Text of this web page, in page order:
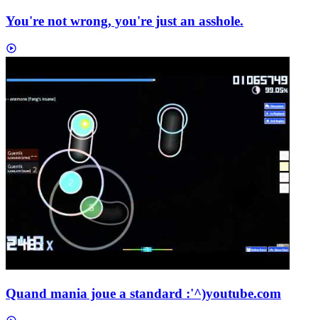
You're not wrong, you're just an asshole.
Quand mania joue a standard :'^)youtube.com